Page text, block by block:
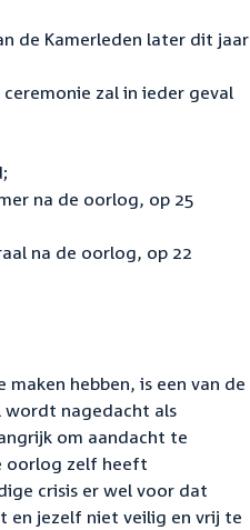
de Kamerleden later dit jaar
zal in ieder geval
na de oorlog, op 25
na de oorlog, op 22
hebben, is een van de
wordt nagedacht als
om aandacht te
oorlog zelf heeft
crisis er wel voor dat
en jezelf niet veilig en vrij te